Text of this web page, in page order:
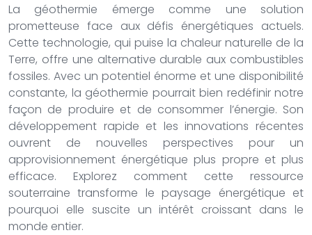
La géothermie émerge comme une solution
prometteuse face aux défis énergétiques actuels.
Cette technologie, qui puise la chaleur naturelle de la
Terre, offre une alternative durable aux combustibles
fossiles. Avec un potentiel énorme et une disponibilité
constante, la géothermie pourrait bien redéfinir notre
façon de produire et de consommer l’énergie. Son
développement rapide et les innovations récentes
ouvrent de nouvelles perspectives pour un
approvisionnement énergétique plus propre et plus
efficace. Explorez comment cette ressource
souterraine transforme le paysage énergétique et
pourquoi elle suscite un intérêt croissant dans le
monde entier.